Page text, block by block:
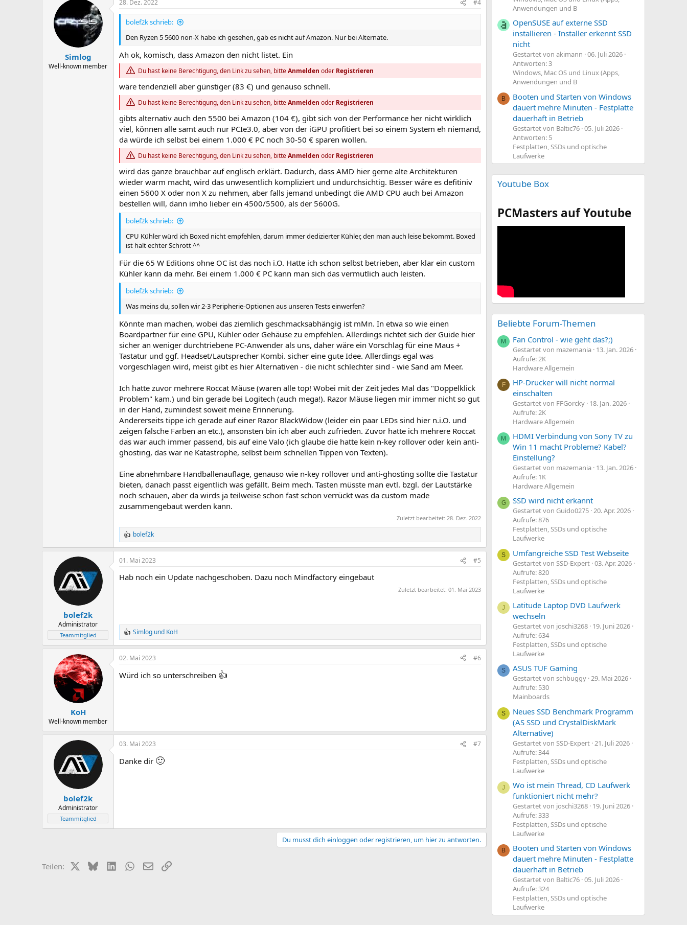
Simlog
Well-known member
28. Dez. 2022 #4
bolef2k schrieb:
Den Ryzen 5 5600 non-X habe ich gesehen, gab es nicht auf Amazon. Nur bei Alternate.
Ah ok, komisch, dass Amazon den nicht listet. Ein
Du hast keine Berechtigung, den Link zu sehen, bitteAnmelden oder Registrieren
wäre tendenziell aber günstiger (83 €) und genauso schnell.
Du hast keine Berechtigung, den Link zu sehen, bitteAnmelden oder Registrieren
gibts alternativ auch den 5500 bei Amazon (104 €), gibt sich von der Performance her nicht wirklich
viel, können alle samt auch nur PCIe3.0, aber von der iGPU profitiert bei so einem System eh niemand,
da würde ich selbst bei einem 1.000 € PC noch 30-50 € sparen wollen.
Du hast keine Berechtigung, den Link zu sehen, bitteAnmelden oder Registrieren
wird das ganze brauchbar auf englisch erklärt. Dadurch, dass AMD hier gerne alte Architekturen
wieder warm macht, wird das unwesentlich kompliziert und undurchsichtig. Besser wäre es defitiniv
einen 5600 X oder non X zu nehmen, aber falls jemand unbedingt die AMD CPU auch bei Amazon
bestellen will, dann imho lieber ein 4500/5500, als der 5600G.
bolef2k schrieb:
CPU Kühler würd ich Boxed nicht empfehlen, darum immer dedizierter Kühler, den man auch leise bekommt. Boxed
ist halt echter Schrott ^^
Für die 65 W Editions ohne OC ist das noch i.O. Hatte ich schon selbst betrieben, aber klar ein custom
Kühler kann da mehr. Bei einem 1.000 € PC kann man sich das vermutlich auch leisten.
bolef2k schrieb:
Was meins du, sollen wir 2-3 Peripherie-Optionen aus unseren Tests einwerfen?
Könnte man machen, wobei das ziemlich geschmacksabhängig ist mMn. In etwa so wie einen
Boardpartner für eine GPU, Kühler oder Gehäuse zu empfehlen. Allerdings richtet sich der Guide hier
sicher an weniger durchtriebene PC-Anwender als uns, daher wäre ein Vorschlag für eine Maus +
Tastatur und ggf. Headset/Lautsprecher Kombi. sicher eine gute Idee. Allerdings egal was
vorgeschlagen wird, meist gibt es hier Alternativen - die nicht schlechter sind - wie Sand am Meer.
Ich hatte zuvor mehrere Roccat Mäuse (waren alle top! Wobei mit der Zeit jedes Mal das "Doppelklick
Problem" kam.) und bin gerade bei Logitech (auch mega!). Razor Mäuse liegen mir immer nicht so gut
in der Hand, zumindest soweit meine Erinnerung.
Andererseits tippe ich gerade auf einer Razor BlackWidow (leider ein paar LEDs sind hier n.i.O. und
zeigen falsche Farben an etc.), ansonsten bin ich aber auch zufrieden. Zuvor hatte ich mehrere Roccat
das war auch immer passend, bis auf eine Valo (ich glaube die hatte kein n-key rollover oder kein anti-
ghosting, das war ne Katastrophe, selbst beim schnellen Tippen von Texten).
Eine abnehmbare Handballenauflage, genauso wie n-key rollover und anti-ghosting sollte die Tastatur
bieten, danach passt eigentlich was gefällt. Beim mech. Tasten müsste man evtl. bzgl. der Lautstärke
noch schauen, aber da wirds ja teilweise schon fast schon verrückt was da custom made
zusammengebaut werden kann.
Zuletzt bearbeitet: 28. Dez. 2022
R
e
a
k
i
bolef2k
bolef2k
Administrator
Teammitglied
01. Mai 2023 #5
Hab noch ein Update nachgeschoben. Dazu noch Mindfactory eingebaut
Zuletzt bearbeitet: 01. Mai 2023
R
e
a
k
i
Simlog und KoH
KoH
Well-known member
02. Mai 2023 #6
Würd ich so unterschreiben 👍
bolef2k
Administrator
Teammitglied
03. Mai 2023 #7
Danke dir 🙂
Du musst dich einloggen oder registrieren, um hier zu antworten.
Teilen: X (Twitter)
BlueskyLinkedInWhatsApp
E-MailLink
Anwendungen und B
OpenSUSE auf externe SSD
installieren - Installer erkennt SSD
nicht
Gestartet von akimann 06. Juli 2026
Antworten: 3
Windows, Mac OS und Linux (Apps,
Anwendungen und B
B
Booten und Starten von Windows
dauert mehre Minuten - Festplatte
dauerhaft in Betrieb
Gestartet von Baltic76 05. Juli 2026
Antworten: 5
Festplatten, SSDs und optische
Laufwerke
Youtube Box
PCMasters auf Youtube
Beliebte Forum-Themen
M Fan Control - wie geht das?;)
Gestartet von mazemania 13. Jan. 2026
Aufrufe: 2K
Hardware Allgemein
F
HP-Drucker will nicht normal
einschalten
Gestartet von FFGorcky 18. Jan. 2026
Aufrufe: 2K
Hardware Allgemein
M
HDMI Verbindung von Sony TV zu
Win 11 macht Probleme? Kabel?
Einstellung?
Gestartet von mazemania 13. Jan. 2026
Aufrufe: 1K
Hardware Allgemein
G SSD wird nicht erkannt
Gestartet von Guido0275 20. Apr. 2026
Aufrufe: 876
Festplatten, SSDs und optische
Laufwerke
S Umfangreiche SSD Test Webseite
Gestartet von SSD-Expert 03. Apr. 2026
Aufrufe: 820
Festplatten, SSDs und optische
Laufwerke
J
Latitude Laptop DVD Laufwerk
wechseln
Gestartet von joschi3268 19. Juni 2026
Aufrufe: 634
Festplatten, SSDs und optische
Laufwerke
S ASUS TUF Gaming
Gestartet von schbuggy 29. Mai 2026
Aufrufe: 530
Mainboards
S
Neues SSD Benchmark Programm
(AS SSD und CrystalDiskMark
Alternative)
Gestartet von SSD-Expert 21. Juli 2026
Aufrufe: 344
Festplatten, SSDs und optische
Laufwerke
J
Wo ist mein Thread, CD Laufwerk
funktioniert nicht mehr?
Gestartet von joschi3268 19. Juni 2026
Aufrufe: 333
Festplatten, SSDs und optische
Laufwerke
B
Booten und Starten von Windows
dauert mehre Minuten - Festplatte
dauerhaft in Betrieb
Gestartet von Baltic76 05. Juli 2026
Aufrufe: 324
Festplatten, SSDs und optische
Laufwerke